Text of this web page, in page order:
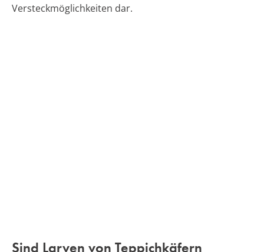
Versteckmöglichkeiten dar.
Sind Larven von Teppichkäfern